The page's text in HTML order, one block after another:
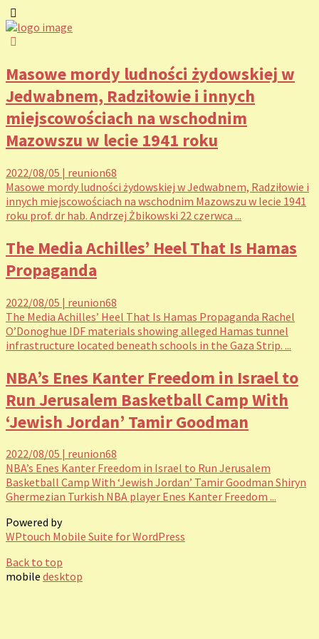
Masowe mordy ludności żydowskiej w
Jedwabnem, Radziłowie i innych
miejscowościach na wschodnim
Mazowszu w lecie 1941 roku
2022/08/05 | reunion68
Masowe mordy ludności żydowskiej w Jedwabnem, Radziłowie i
innych miejscowościach na wschodnim Mazowszu w lecie 1941
roku prof. dr hab. Andrzej Żbikowski 22 czerwca ...
The Media Achilles’ Heel That Is Hamas
Propaganda
2022/08/05 | reunion68
The Media Achilles’ Heel That Is Hamas Propaganda Rachel
O’Donoghue IDF materials showing alleged Hamas tunnel
infrastructure located beneath schools in the Gaza Strip. ...
NBA’s Enes Kanter Freedom in Israel to
Run Jerusalem Basketball Camp With
‘Jewish Jordan’ Tamir Goodman
2022/08/05 | reunion68
NBA’s Enes Kanter Freedom in Israel to Run Jerusalem
Basketball Camp With ‘Jewish Jordan’ Tamir Goodman Shiryn
Ghermezian Turkish NBA player Enes Kanter Freedom ...
Powered by
WPtouch Mobile Suite for WordPress
Back to top
mobile desktop